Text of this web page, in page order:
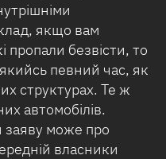
якщо вам
пропали безвісти, то
певний час, як
структурах. Те ж
автомобілів.
заяву може про
власники